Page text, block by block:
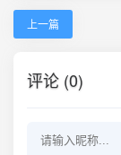
上一篇
评论 (0)